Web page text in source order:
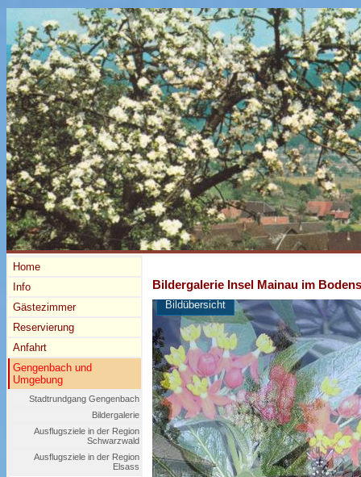
Home
Info
Gästezimmer
Reservierung
Anfahrt
Gengenbach und
Umgebung
Stadtrundgang Gengenbach
Bildergalerie
Ausflugsziele in der Region
Schwarzwald
Ausflugsziele in der Region
Elsass
Bildergalerie Insel Mainau im
Bildübersicht